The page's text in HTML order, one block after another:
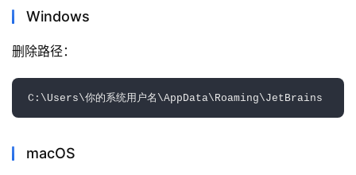
Windows
删除路径：
macOS